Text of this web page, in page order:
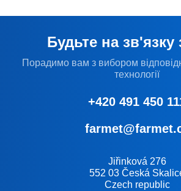
Будьте на зв'язку
Порадимо вам з вибором
технології
+420 491 450
Jiřinková 276
552 03 Česká
Czech republic